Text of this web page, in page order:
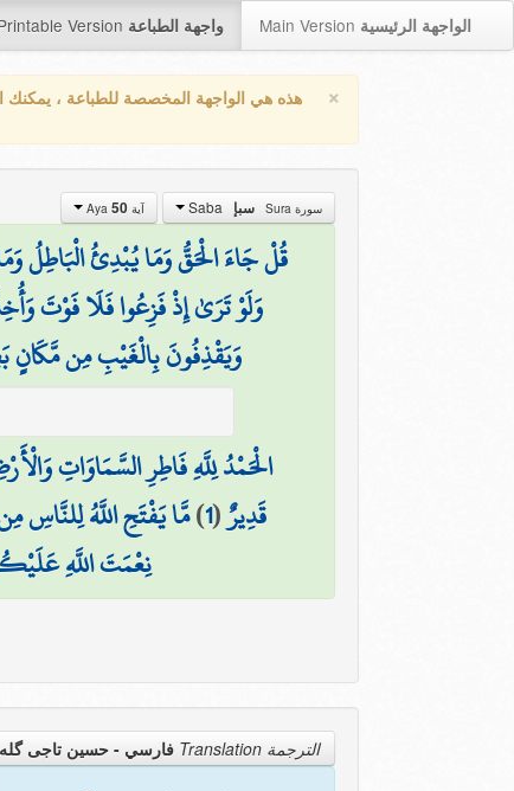
Version واجهة الطباعة Main Version الواجهة الرئيسية
× هذه هي الواجهة المخصصة للطباعة ، يمكنك
سورة Sura سبإ آية Aya 50
قُلْ جَاءَ الْحَقُّ وَمَا يُبْدِئُ الْبَاطِلُ
وَلَوْ تَرَىٰ إِذْ فَزِعُوا فَلَا فَوْتَ
وَيَقْذِفُونَ بِالْغَيْبِ مِن مَّكَانٍ
الْحَمْدُ لِلَّهِ فَاطِرِ السَّمَاوَاتِ
قَدِيرٌ(
1
)مَّا يَفْتَحِ اللَّهُ لِلنَّاسِ
نِعْمَتَ اللَّهِ
الترجمة Translation فارسي - حسین تاجی